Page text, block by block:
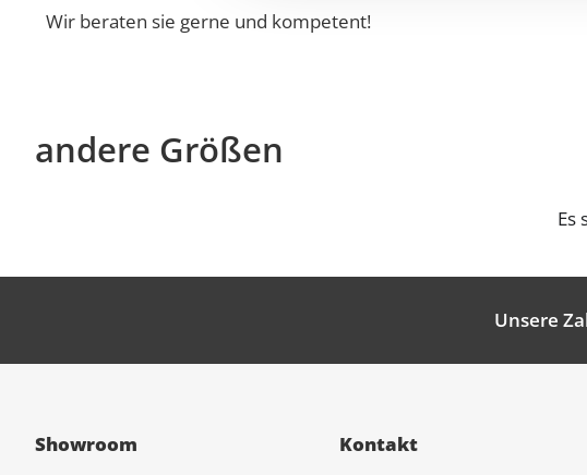
Wir beraten sie gerne und kompetent!
andere Größen
Es
Unsere
Showroom
Kontakt